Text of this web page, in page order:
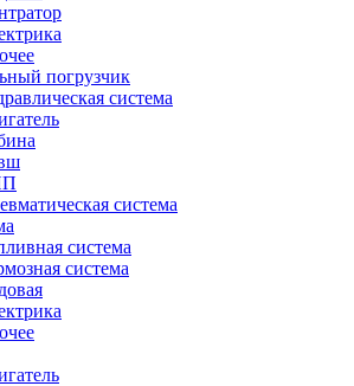
погрузчик
система
система
система
система